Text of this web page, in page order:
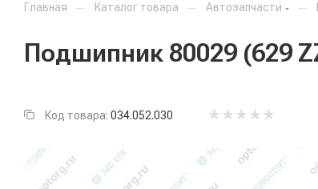
Главная — Каталог товара — Автозапчасти —
Подшипник 80029 (629
Код товара: 034.052.030